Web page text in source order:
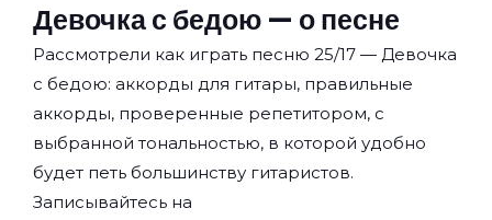
Девочка с бедою — о песне
Рассмотрели как играть песню 25/17 — Девочка
с бедою: аккорды для гитары, правильные
аккорды, проверенные репетитором, с
выбранной тональностью, в которой удобно
будет петь большинству гитаристов.
Записывайтесь на